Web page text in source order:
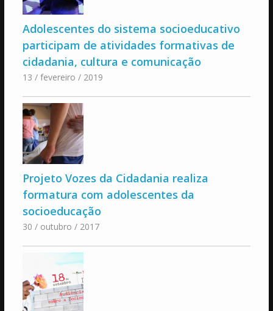
Adolescentes do sistema socioeducativo
participam de atividades formativas de
cidadania, cultura e comunicação
13 / fevereiro / 2019
Projeto Vozes da Cidadania realiza
formatura com adolescentes da
socioeducação
30 / outubro / 2017